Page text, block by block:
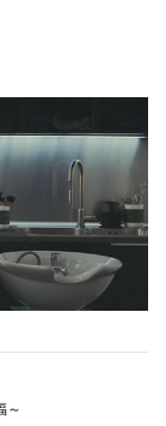
～